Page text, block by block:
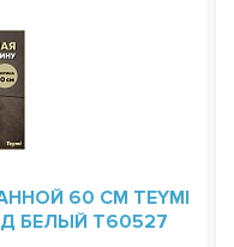
60 СМ TEYMI
БЕЛЫЙ T60527